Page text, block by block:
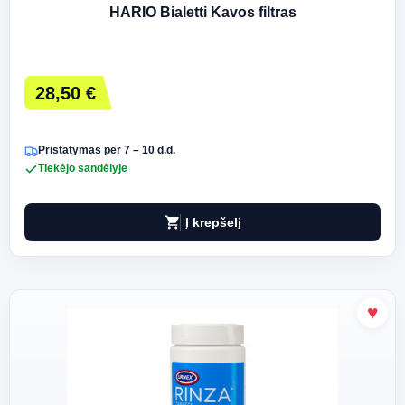
HARIO Bialetti Kavos filtras
28,50 €
Pristatymas per 7 – 10 d.d.
Tiekėjo sandėlyje
shopping_cart Į krepšelį